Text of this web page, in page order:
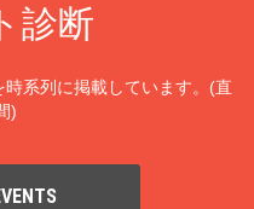
診断
系列に掲載しています。(直
)